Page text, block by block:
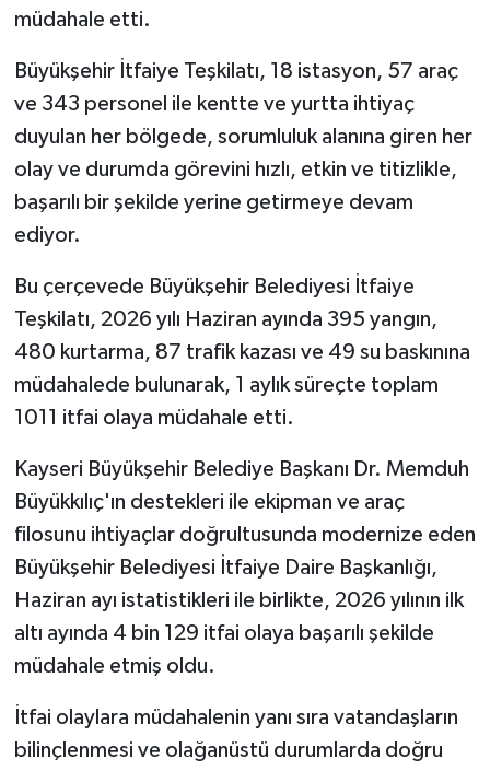
müdahale etti.
Büyükşehir İtfaiye Teşkilatı, 18 istasyon, 57 araç
ve 343 personel ile kentte ve yurtta ihtiyaç
duyulan her bölgede, sorumluluk alanına giren her
olay ve durumda görevini hızlı, etkin ve titizlikle,
başarılı bir şekilde yerine getirmeye devam
ediyor.
Bu çerçevede Büyükşehir Belediyesi İtfaiye
Teşkilatı, 2026 yılı Haziran ayında 395 yangın,
480 kurtarma, 87 trafik kazası ve 49 su baskınına
müdahalede bulunarak, 1 aylık süreçte toplam
1011 itfai olaya müdahale etti.
Kayseri Büyükşehir Belediye Başkanı Dr. Memduh
Büyükkılıç'ın destekleri ile ekipman ve araç
filosunu ihtiyaçlar doğrultusunda modernize eden
Büyükşehir Belediyesi İtfaiye Daire Başkanlığı,
Haziran ayı istatistikleri ile birlikte, 2026 yılının ilk
altı ayında 4 bin 129 itfai olaya başarılı şekilde
müdahale etmiş oldu.
İtfai olaylara müdahalenin yanı sıra vatandaşların
bilinçlenmesi ve olağanüstü durumlarda doğru